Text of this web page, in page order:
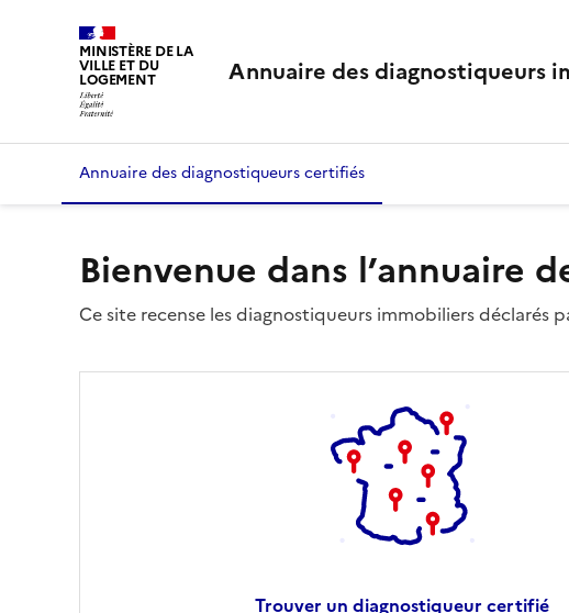
MINISTÈRE DE LA
VILLE ET DU
LOGEMENT Annuaire des diagnostiqueurs
Annuaire des diagnostiqueurs certifiés
Bienvenue dans l’annuaire
Ce site recense les diagnostiqueurs immobiliers déclarés
Trouver un diagnostiqueur certifié